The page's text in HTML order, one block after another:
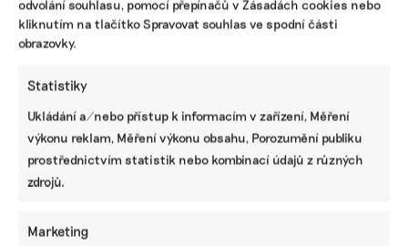
odvolání souhlasu, pomocí přepínačů v Zásadách cookies nebo
kliknutím na tlačítko Spravovat souhlas ve spodní části
obrazovky.
Statistiky
Ukládání a/nebo přístup k informacím v zařízení, Měření
výkonu reklam, Měření výkonu obsahu, Porozumění publiku
prostřednictvím statistik nebo kombinací údajů z různých
zdrojů.
Marketing